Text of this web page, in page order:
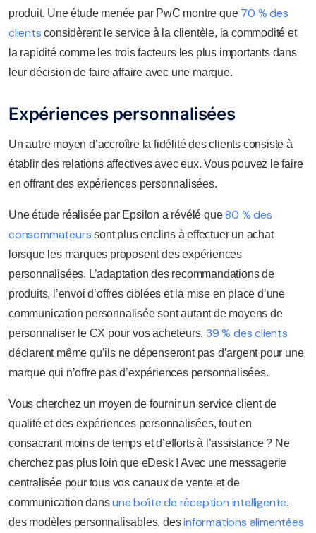
produit. Une étude menée par PwC montre que 70 % des
clients considèrent le service à la clientèle, la commodité et
la rapidité comme les trois facteurs les plus importants dans
leur décision de faire affaire avec une marque.
Expériences personnalisées
Un autre moyen d’accroître la fidélité des clients consiste à
établir des relations affectives avec eux. Vous pouvez le faire
en offrant des expériences personnalisées.
Une étude réalisée par Epsilon a révélé que80 % des
consommateurs sont plus enclins à effectuer un achat
lorsque les marques proposent des expériences
personnalisées. L’adaptation des recommandations de
produits, l’envoi d’offres ciblées et la mise en place d’une
communication personnalisée sont autant de moyens de
personnaliser le CX pour vos acheteurs.39 % des clients
déclarent même qu’ils ne dépenseront pas d’argent pour une
marque qui n’offre pas d’expériences personnalisées.
Vous cherchez un moyen de fournir un service client de
qualité et des expériences personnalisées, tout en
consacrant moins de temps et d’efforts à l’assistance ? Ne
cherchez pas plus loin que eDesk ! Avec une messagerie
centralisée pour tous vos canaux de vente et de
communication dansune boîte de réception intelligente,
des modèles personnalisables, desinformations alimentées